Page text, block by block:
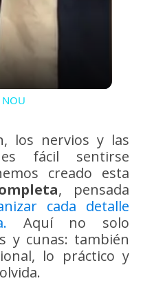
NOU
los nervios y las
fácil sentirse
creado esta
, pensada
cada detalle
Aquí no solo
y cunas: también
lo práctico y